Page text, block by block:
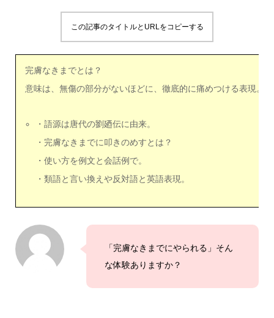
この記事のタイトルとURLをコピーする
完膚なきまでとは？
意味は、無傷の部分がないほどに、徹底的に痛めつける表現。
・語源は唐代の劉廼伝に由来。
・完膚なきまでに叩きのめすとは？
・使い方を例文と会話例で。
・類語と言い換えや反対語と英語表現。
「完膚なきまでにやられる」そん
な体験ありますか？